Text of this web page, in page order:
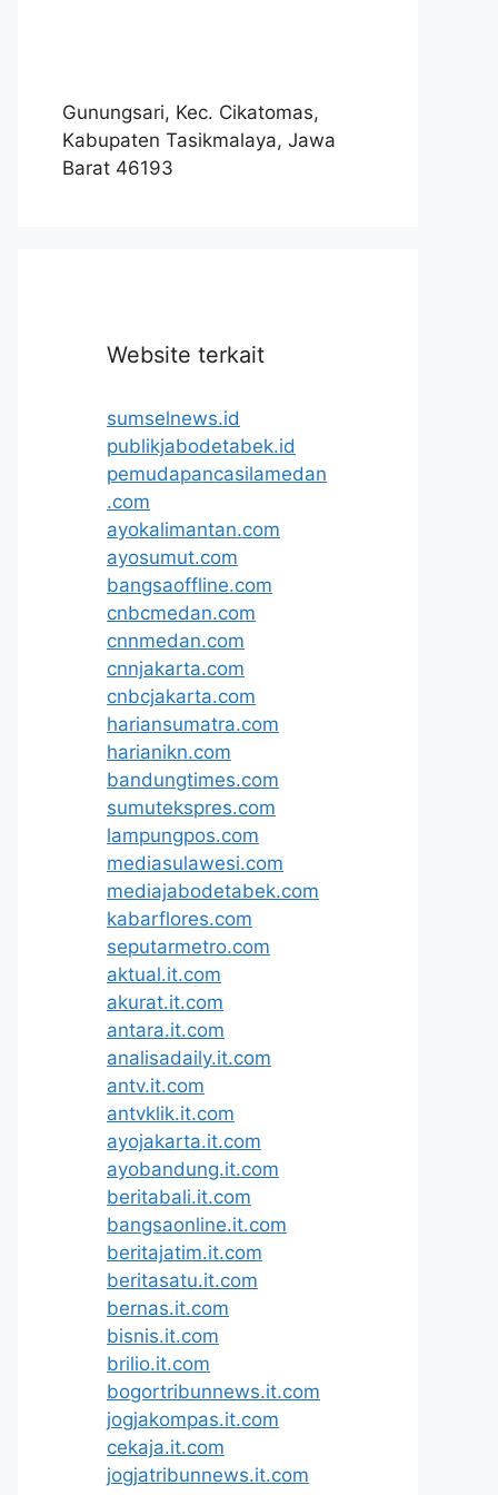
Gunungsari, Kec. Cikatomas,
Kabupaten Tasikmalaya, Jawa
Barat 46193
Website terkait
sumselnews.id
publikjabodetabek.id
pemudapancasilamedan
.com
ayokalimantan.com
ayosumut.com
bangsaoffline.com
cnbcmedan.com
cnnmedan.com
cnnjakarta.com
cnbcjakarta.com
hariansumatra.com
harianikn.com
bandungtimes.com
sumutekspres.com
lampungpos.com
mediasulawesi.com
mediajabodetabek.com
kabarflores.com
seputarmetro.com
aktual.it.com
akurat.it.com
antara.it.com
analisadaily.it.com
antv.it.com
antvklik.it.com
ayojakarta.it.com
ayobandung.it.com
beritabali.it.com
bangsaonline.it.com
beritajatim.it.com
beritasatu.it.com
bernas.it.com
bisnis.it.com
brilio.it.com
bogortribunnews.it.com
jogjakompas.it.com
cekaja.it.com
jogjatribunnews.it.com